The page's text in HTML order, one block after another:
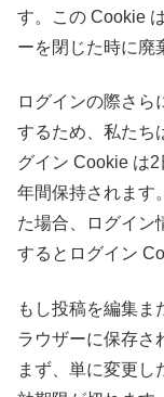
す。この Cookie
ーを閉じた時に廃
ログインの際さら
するため、私たち
グイン Cookie は
年間保持されます
た場合、ログイン
するとログイン
もし投稿を編集ま
ラウザーに保存さ
まず、単に変更し